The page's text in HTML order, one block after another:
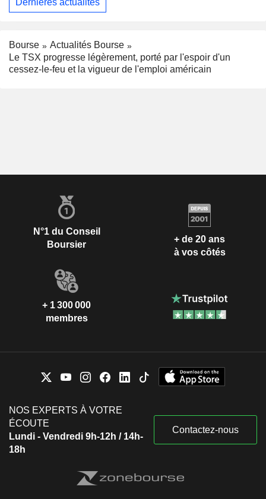
Bourse
Actualités Bourse
Le TSX progresse légèrement, porté par l'espoir d'un
cessez-le-feu et la vigueur de l'emploi américain
N°1 du Conseil
Boursier
+ de 20 ans
à vos côtés
+ 1 300 000
membres
NOS EXPERTS À VOTRE
ÉCOUTE
Lundi - Vendredi 9h-12h / 14h-
18h
Contactez-nous